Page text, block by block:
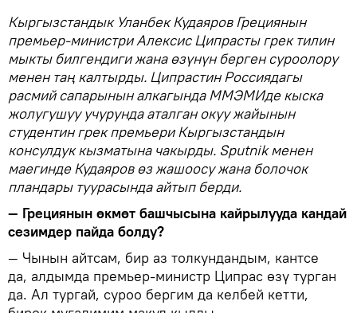
Кыргызстандык Уланбек Кудаяров Грециянын
премьер-министри Алексис Ципрасты грек тилин
мыкты билгендиги жана өзүнүн берген суроолору
менен таң калтырды. Ципрастин Россиядагы
расмий сапарынын алкагында ММЭМИде кыска
жолугушуу учурунда аталган окуу жайынын
студентин грек премьери Кыргызстандын
консулдук кызматына чакырды. Sputnik менен
маегинде Кудаяров өз жашоосу жана болочок
пландары туурасында айтып берди.
— Грециянын өкмөт башчысына кайрылууда кандай
сезимдер пайда болду?
— Чынын айтсам, бир аз толкундандым, кантсе
да, алдымда премьер-министр Ципрас өзү турган
да. Ал тургай, суроо бергим да келбей кетти,